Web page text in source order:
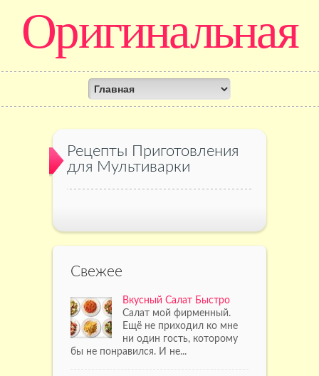
Оригинальная
кулинария
Рецепты Приготовления
для Мультиварки
Свежее
Вкусный Салат Быстро
Салат мой фирменный.
Ещё не приходил ко мне
ни один гость, которому
бы не понравился. И не...